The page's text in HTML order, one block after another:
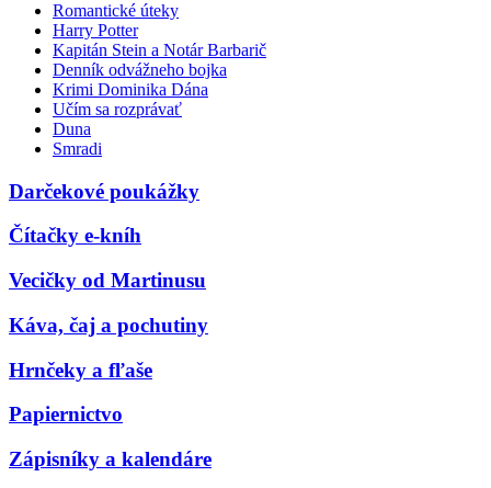
Romantické úteky
Harry Potter
Kapitán Stein a Notár Barbarič
Denník odvážneho bojka
Krimi Dominika Dána
Učím sa rozprávať
Duna
Smradi
Darčekové poukážky
Čítačky e-kníh
Vecičky od Martinusu
Káva, čaj a pochutiny
Hrnčeky a fľaše
Papiernictvo
Zápisníky a kalendáre